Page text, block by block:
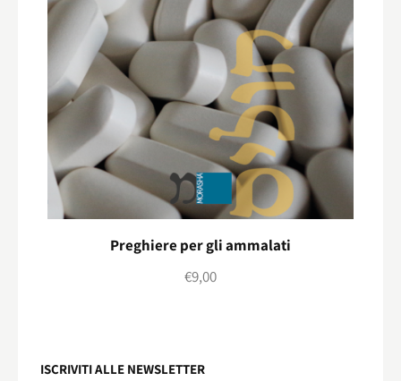
Preghiere per gli ammalati
€9,00
ISCRIVITI ALLE NEWSLETTER